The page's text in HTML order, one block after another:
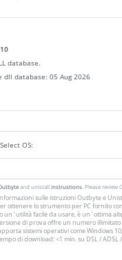
database.
dll database: 05 Aug 2026
and unistallinstrustions . Please review
sulle istruzioniOutbytee
ottenere lo strumento per PC fornito
un`utilità facile da usare, è un`ottima
di prova offre un numero
sistemi operativi come Windows
di download: <1 min. su DSL / ADSL